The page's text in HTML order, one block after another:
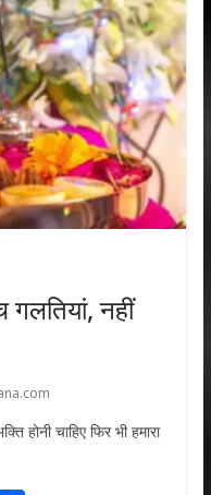
नहीं
होनी चाहिए फिर भी हमारा